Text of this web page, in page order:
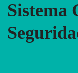
Sistema